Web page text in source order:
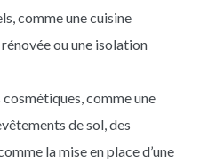
comme une cuisine
ou une isolation
comme une
de sol, des
la mise en place d’une